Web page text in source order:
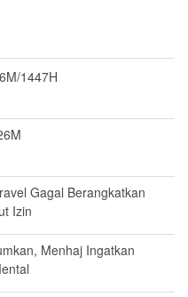
1447H
Gagal Berangkatkan
Izin
Menhaj Ingatkan